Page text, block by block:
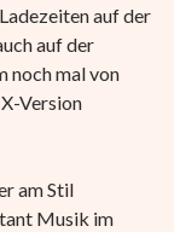
auf der
auf der
noch mal von
Version
am Stil
Musik im